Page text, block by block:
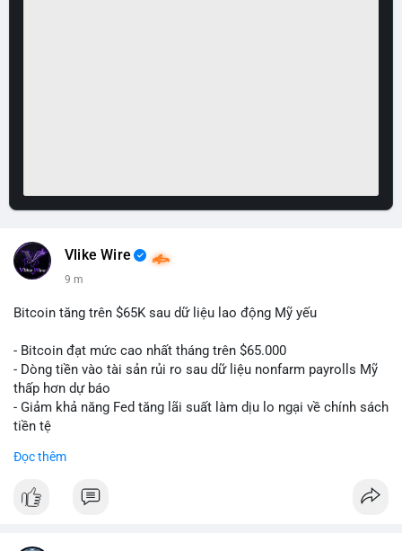
Vlike Wire
9 m
Bitcoin tăng trên $65K sau dữ liệu lao động Mỹ yếu
- Bitcoin đạt mức cao nhất tháng trên $65.000
- Dòng tiền vào tài sản rủi ro sau dữ liệu nonfarm payrolls Mỹ
thấp hơn dự báo
- Giảm khả năng Fed tăng lãi suất làm dịu lo ngại về chính sách
tiền tệ
Đọc thêm